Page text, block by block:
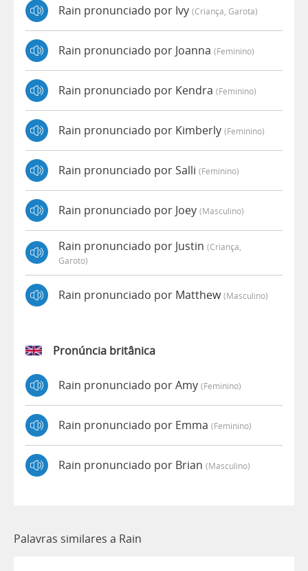
Rain pronunciado por Ivy (criança, Garota)
Rain pronunciado por Joanna (feminino)
Rain pronunciado por Kendra (feminino)
Rain pronunciado por Kimberly (feminino)
Rain pronunciado por Salli (feminino)
Rain pronunciado por Joey (masculino)
Rain pronunciado por Justin (criança,
Garoto)
Rain pronunciado por Matthew(masculino)
Pronúncia britânica
Rain pronunciado por Amy (feminino)
Rain pronunciado por Emma (feminino)
Rain pronunciado por Brian (masculino)
Palavras similares a Rain